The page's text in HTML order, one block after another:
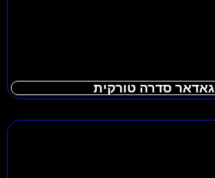
גאדאר סדרה טורקית